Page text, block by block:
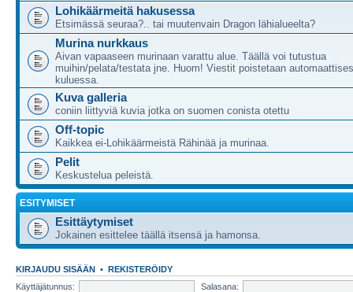
Lohikäärmeitä hakusessa
Etsimässä seuraa?.. tai muutenvain Dragon lähialueelta?
Murina nurkkaus
Aivan vapaaseen murinaan varattu alue. Täällä voi tutustua
muihin/pelata/testata jne. Huom! Viestit poistetaan
kuluessa.
Kuva galleria
coniin liittyviä kuvia jotka on suomen conista otettu
Off-topic
Kaikkea ei-Lohikäärmeistä Rähinää ja murinaa.
Pelit
Keskustelua peleistä.
ESITYMISET
Esittäytymiset
Jokainen esittelee täällä itsensä ja hamonsa.
KIRJAUDU SISÄÄN • REKISTERÖIDY
Käyttäjätunnus:
Salasana: